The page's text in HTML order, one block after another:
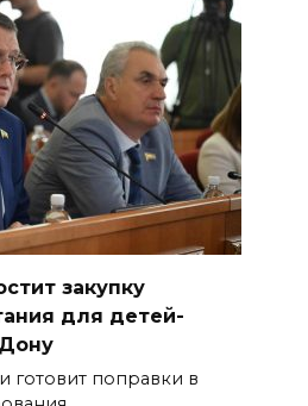
закупку
для детей-
готовит поправки в